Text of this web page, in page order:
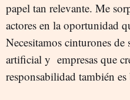
papel tan relevante. Me
actores en la oportunidad
Necesitamos cinturones
artificial y empresas que
responsabilidad también